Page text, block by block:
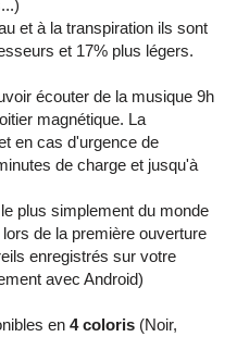
et à la transpiration ils sont
et 17% plus légers.
écouter de la musique 9h
magnétique. La
en cas d'urgence de
de charge et jusqu'à
plus simplement du monde
de la première ouverture
enregistrés sur votre
avec Android)
en 4 coloris (Noir,